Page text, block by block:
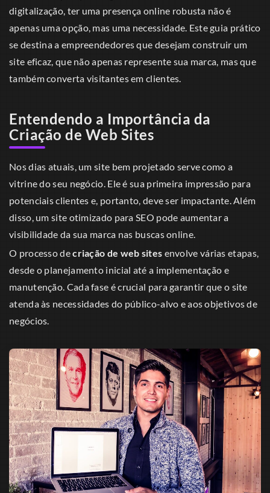
digitalização, ter uma presença online robusta não é
apenas uma opção, mas uma necessidade. Este guia prático
se destina a empreendedores que desejam construir um
site eficaz, que não apenas represente sua marca, mas que
também converta visitantes em clientes.
Entendendo a Importância da
Criação de Web Sites
Nos dias atuais, um site bem projetado serve como a
vitrine do seu negócio. Ele é sua primeira impressão para
potenciais clientes e, portanto, deve ser impactante. Além
disso, um site otimizado para SEO pode aumentar a
visibilidade da sua marca nas buscas online.
O processo decriação de web sites envolve várias etapas,
desde o planejamento inicial até a implementação e
manutenção. Cada fase é crucial para garantir que o site
atenda às necessidades do público-alvo e aos objetivos de
negócios.